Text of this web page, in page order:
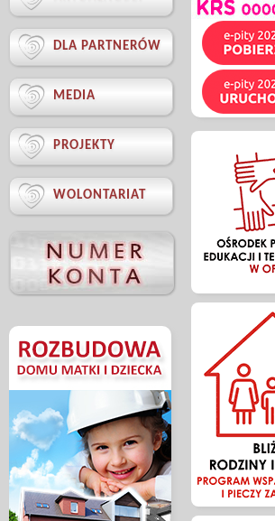
 DLA PARTNERÓW
 MEDIA
 PROJEKTY
 WOLONTARIAT